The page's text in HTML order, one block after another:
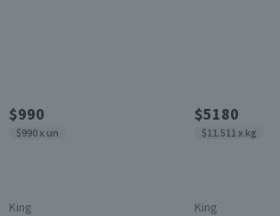
$990
$990 x un
King
$5180
$11.511 x kg
King